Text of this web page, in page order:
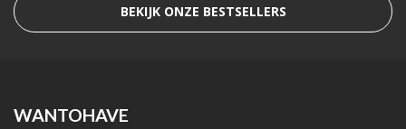
BEKIJK ONZE BESTSELLERS
WANTOHAVE